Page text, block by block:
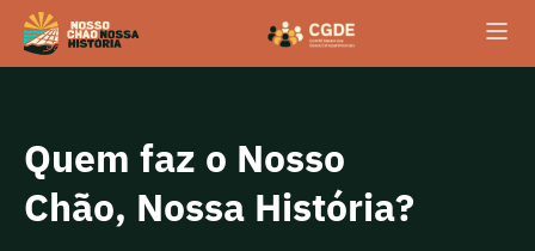
conteúdo
Quem faz o Nosso
Chão, Nossa História?